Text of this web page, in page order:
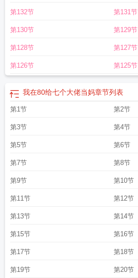
第132节 第131节
第130节 第129节
第128节 第127节
第126节 第125节
我在80给七个大佬当妈章节列表
第1节 第2节
第3节 第4节
第5节 第6节
第7节 第8节
第9节 第10节
第11节 第12节
第13节 第14节
第15节 第16节
第17节 第18节
第19节 第20节